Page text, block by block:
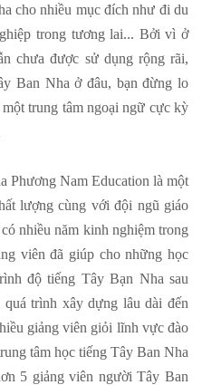
cho nhiều mục đích như đi du
trong tương lai... Bởi vì ở
chưa được sử dụng rộng rãi,
Ban Nha ở đâu, bạn đừng lo
trung tâm ngoại ngữ cực kỳ
Phương Nam Education là một
lượng cùng với đội ngũ giáo
nhiều năm kinh nghiệm trong
viên đã giúp cho những học
độ tiếng Tây Bạn Nha sau
trình xây dựng lâu dài đến
giảng viên giỏi lĩnh vực đào
tâm học tiếng Tây Ban Nha
5 giảng viên người Tây Ban